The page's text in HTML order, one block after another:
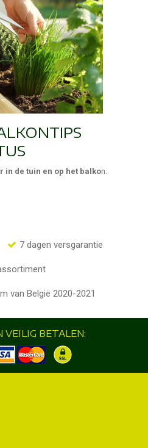
in de tuin en op het balkon.
7 dagen versgarantie
van België 2020-2021
VEILIG BETALEN: